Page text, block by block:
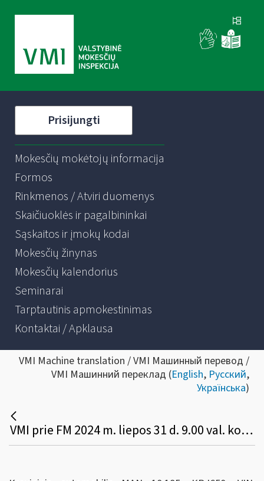
Prisijungti
Mokesčių mokėtojų informacija
Formos
Rinkmenos / Atviri duomenys
Skaičiuoklės ir pagalbininkai
Sąskaitos ir įmokų kodai
Mokesčių žinynas
Mokesčių kalendorius
Seminarai
Tarptautinis apmokestinimas
Kontaktai / Apklausa
VMI Machine translation / VMI Машинный перевод /
VMI Машинний переклад (English, Русский,
Українська)
VMI prie FM 2024 m. liepos 31 d. 9.00 val. konkurso būdu parduoda valstybei perduota transporto priemonę: